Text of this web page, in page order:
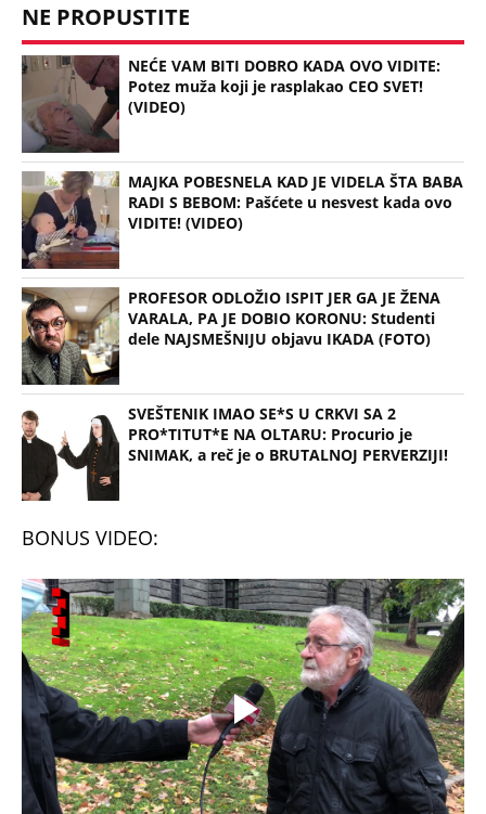
NE PROPUSTITE
NEĆE VAM BITI DOBRO KADA OVO VIDITE:
Potez muža koji je rasplakao CEO SVET!
(VIDEO)
MAJKA POBESNELA KAD JE VIDELA ŠTA BABA
RADI S BEBOM: Pašćete u nesvest kada ovo
VIDITE! (VIDEO)
PROFESOR ODLOŽIO ISPIT JER GA JE ŽENA
VARALA, PA JE DOBIO KORONU: Studenti
dele NAJSMEŠNIJU objavu IKADA (FOTO)
SVEŠTENIK IMAO SE*S U CRKVI SA 2
PRO*TITUT*E NA OLTARU: Procurio je
SNIMAK, a reč je o BRUTALNOJ PERVERZIJI!
BONUS VIDEO: